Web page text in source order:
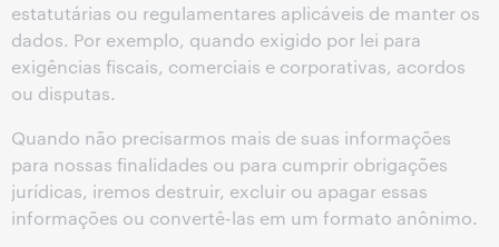
estatutárias ou regulamentares aplicáveis de manter os
dados. Por exemplo, quando exigido por lei para
exigências fiscais, comerciais e corporativas, acordos
ou disputas.
Quando não precisarmos mais de suas informações
para nossas finalidades ou para cumprir obrigações
jurídicas, iremos destruir, excluir ou apagar essas
informações ou convertê-las em um formato anônimo.